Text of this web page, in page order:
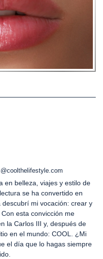
en belleza, viajes y estilo de
se ha convertido en
mi vocación: crear y
esta convicción me
la Carlos III y, después de
en el mundo: COOL. ¿Mi
el día que lo hagas siempre